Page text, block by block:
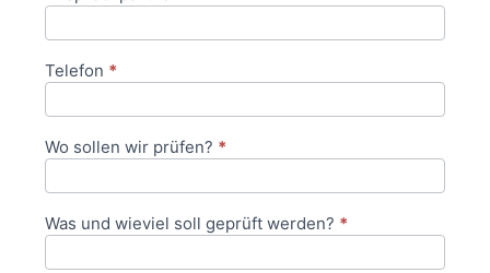
Telefon *
Wo sollen wir prüfen? *
Was und wieviel soll geprüft werden? *